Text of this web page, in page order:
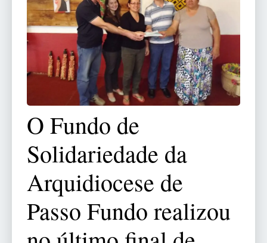
O Fundo de
Solidariedade da
Arquidiocese de
Passo Fundo realizou